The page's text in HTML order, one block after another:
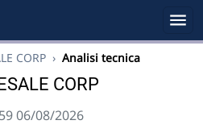
CORP › Analisi tecnica
CORP
06/08/2026